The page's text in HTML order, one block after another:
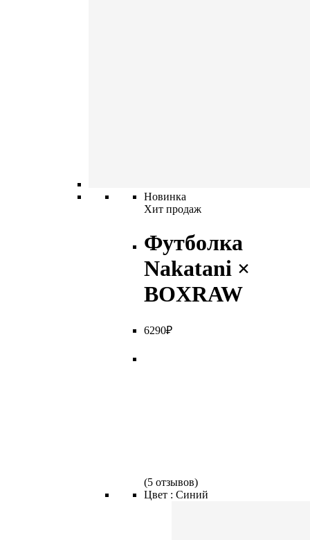
Новинка
Хит продаж
Футболка
Nakatani ×
BOXRAW
6290₽
(5 отзывов)
Цвет : Синий